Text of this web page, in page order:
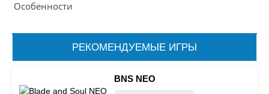
Особенности
РЕКОМЕНДУЕМЫЕ ИГРЫ
BNS NEO